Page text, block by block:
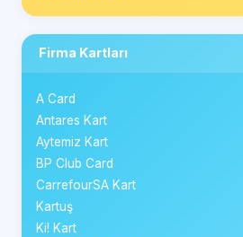
Firma Kartları
A Card
Antares Kart
Aytemiz Kart
BP Club Card
CarrefourSA Kart
Kartuş
Ki! Kart